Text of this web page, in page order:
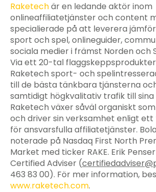
Raketechär en ledande aktör inom
onlineaffiliatetjänster och content
specialierade på att leverera
sport och spel, onlineguider,
sociala medier i främst Norden och
Via ett 20-tal
Raketech sport- och
till de bästa tänkbara tjänsterna
samtidigt högkvalitativ trafik till
Raketech växer såväl organiskt
och driver sin verksamhet enligt
för ansvarsfulla affiliatetjänster.
noterade på Nasdaq First North
Market med ticker RAKE. Erik
Certified Adviser (
463 83 00). För mer information,
www.raketech.com.